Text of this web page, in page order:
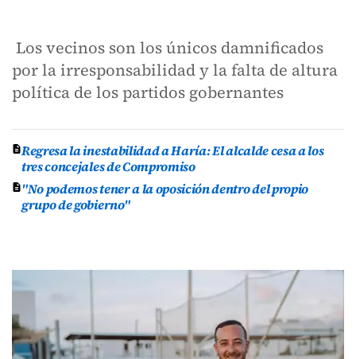
Los vecinos son los únicos damnificados
por la irresponsabilidad y la falta de altura
política de los partidos gobernantes
Regresa la inestabilidad a Haría: El alcalde cesa a los
tres concejales de Compromiso
"No podemos tener a la oposición dentro del propio
grupo de gobierno"